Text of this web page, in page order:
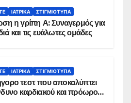
ΙΑΤΡΙΚΆ ΣΤΙΓΜΙΌΤΥΠΑ
η γρίπη Α: Συναγερμός για
και τις ευάλωτες ομάδες
ΙΑΤΡΙΚΆ ΣΤΙΓΜΙΌΤΥΠΑ
τεστ που αποκαλύπτει
καρδιακού και πρόωρου